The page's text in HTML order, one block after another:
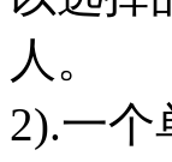
人。
2).一个